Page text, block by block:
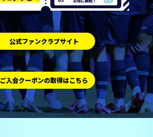
公式ファンクラブサイト
ご入会クーポンの取得はこちら